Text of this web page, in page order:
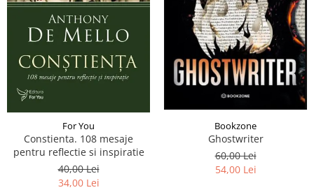
For You
Constienta. 108 mesaje
pentru reflectie si inspiratie
40,00 Lei
34,00 Lei
Bookzone
Ghostwriter
60,00 Lei
54,00 Lei